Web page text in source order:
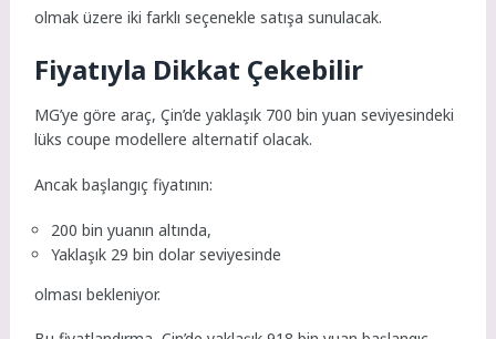
olmak üzere iki farklı seçenekle satışa sunulacak.
Fiyatıyla Dikkat Çekebilir
MG’ye göre araç, Çin’de yaklaşık 700 bin yuan seviyesindeki
lüks coupe modellere alternatif olacak.
Ancak başlangıç fiyatının:
200 bin yuanın altında,
Yaklaşık 29 bin dolar seviyesinde
olması bekleniyor.